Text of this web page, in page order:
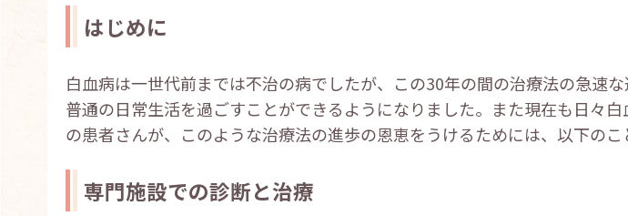
はじめに
白血病は一世代前までは不治の病でしたが、この30年の間の治療法の急速
普通の日常生活を過ごすことができるようになりました。また現在も日々
の患者さんが、このような治療法の進歩の恩恵をうけるためには、以下のこ
専門施設での診断と治療